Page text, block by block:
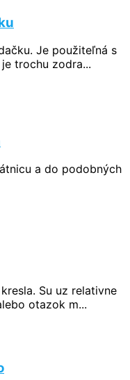
Je použiteľná s
trochu zodra...
a do podobných
Su uz relativne
otazok m...